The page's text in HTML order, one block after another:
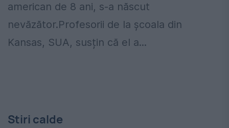
american de 8 ani, s-a născut
nevăzător.Profesorii de la școala din
Kansas, SUA, susțin că el a...
Stiri calde